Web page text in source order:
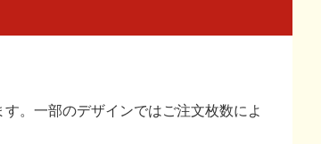
。一部のデザインではご注文枚数によ